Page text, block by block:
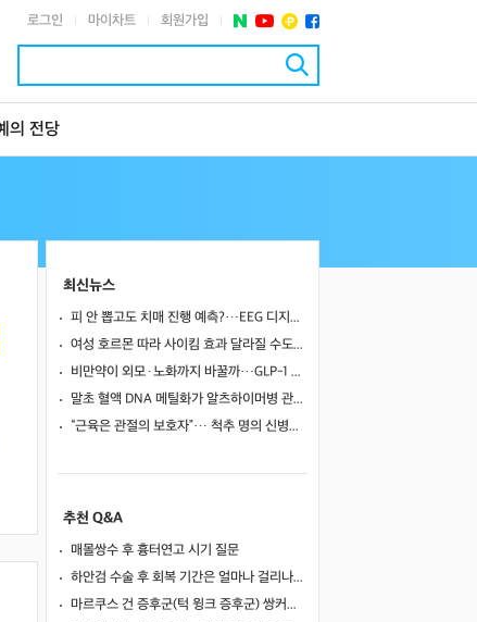
로그인 마이차트 회원가입
의 전당
최신뉴스
피 안 뽑고도 치매 진행 예측?…EEG 디지털 트윈, 기존 바이오마커만큼 정확했다
여성 호르몬 따라 사이킴 효과 달라질 수도…에스트로겐·프로게스테론이 약효·부작용 변동에 관여할 가능성
비만약이 외모·노화까지 바꿀까…GLP-1 계열의 60~80% 간지방 감소
말초 혈액 DNA 메틸화가 알츠하이머병 관련 뇌영상·인지 지표와 연관될까
“근육은 관절의 보호자”… 척추 명의 신병준 교수가 말하는 하체 근육의 힘 [평생운동연구소]
추천 Q&A
매몰쌍수 후 흉터연고 시기 질문
하안검 수술 후 회복 기간은 얼마나 걸리나요?
마르쿠스 건 증후군(턱 윙크 증후군) 쌍커풀 수술 가능 여부